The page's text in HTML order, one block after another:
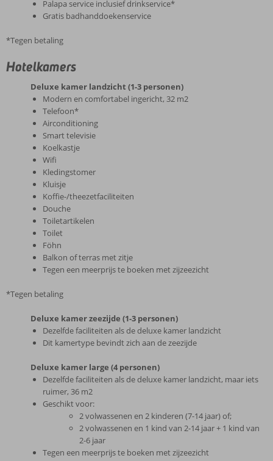
Palapa service inclusief drinkservice*
Gratis badhanddoekenservice
*Tegen betaling
Hotelkamers
Deluxe kamer landzicht (1-3 personen)
Modern en comfortabel ingericht, 32 m2
Telefoon*
Airconditioning
Smart televisie
Koelkastje
Wifi
Kledingstomer
Kluisje
Koffie-/theezetfaciliteiten
Douche
Toiletartikelen
Toilet
Föhn
Balkon of terras met zitje
Tegen een meerprijs te boeken met zijzeezicht
*Tegen betaling
Deluxe kamer zeezijde (1-3 personen)
Dezelfde faciliteiten als de deluxe kamer landzicht
Dit kamertype bevindt zich aan de zeezijde
Deluxe kamer large (4 personen)
Dezelfde faciliteiten als de deluxe kamer landzicht, maar iets
ruimer, 36 m2
Geschikt voor:
2 volwassenen en 2 kinderen (7-14 jaar) of;
2 volwassenen en 1 kind van 2-14 jaar + 1 kind van
2-6 jaar
Tegen een meerprijs te boeken met zijzeezicht